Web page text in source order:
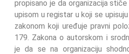
propisano je da organizacija
upisom u registar u koji se
zakonom koji uređuje pravni
179. Zakona o autorskom i
je da se na organizaciju